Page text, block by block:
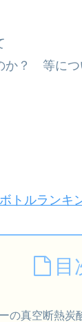
か？ 等につ
トルランキ
目
の真空断熱炭